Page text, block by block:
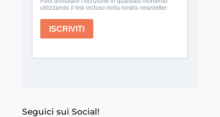
Seguici sui Social!